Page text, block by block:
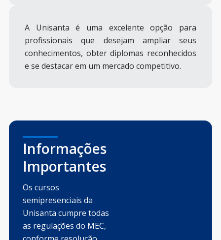
A Unisanta é uma excelente opção para
profissionais que desejam ampliar seus
conhecimentos, obter diplomas reconhecidos
e se destacar em um mercado competitivo.
Informações
Importantes
Os cursos
semipresenciais da
Unisanta cumpre todas
as regulações do MEC,